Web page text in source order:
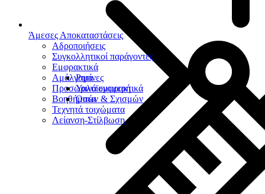
Άμεσες Αποκαταστάσεις
Αδροποιήσεις
Συγκολλητικοί παράγοντες
Εμφρακτικά
Ρητίνες
Υαλοϊονομερή
Οπών & Σχισμών
Αμάλγαμα
Προσωρινά εμφρακτικά
Βοηθήματα
Τεχνητά τοιχώματα
Λείανση-Στίλβωση